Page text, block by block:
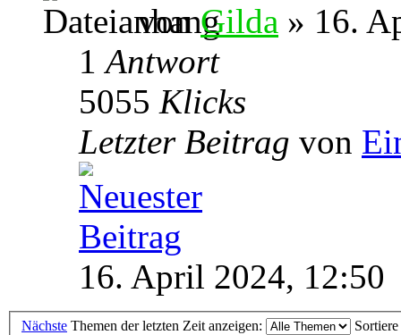
vonGilda » 16.
1Antwort
5055 Klicks
Letzter Beitrag von
16. April 2024, 12:50
Nächste Themen der letzten Zeit anzeigen: